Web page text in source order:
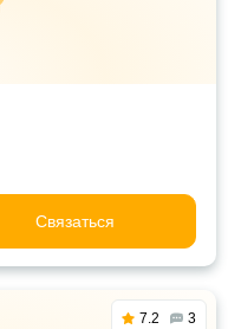
Связаться
7.2 3